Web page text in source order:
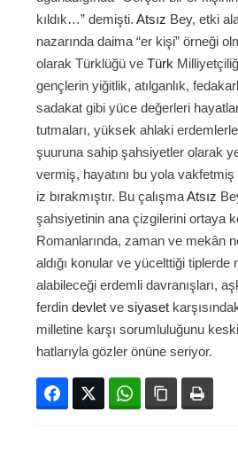
kıldık…” demişti. Atsız Bey, etki
nazarında daima “er kişi” örneği
olarak Türklüğü ve Türk
gençlerin yiğitlik, atılganlık,
sadakat gibi yüce değerleri
tutmaları, yüksek ahlaki
şuuruna sahip şahsiyetler olarak
vermiş, hayatını bu yola
iz bırakmıştır. Bu çalışmaAtsız
şahsiyetinin ana çizgilerini ortaya
Romanlarında, zaman ve mekân
aldığı konular ve yücelttiği tiplerde
alabileceği erdemli davranışları,
ferdin devlet ve siyaset
milletine karşı sorumluluğunu
hatlarıyla gözler önüne seriyor.
FacebookTwitter WhatsAppBağlanıyı